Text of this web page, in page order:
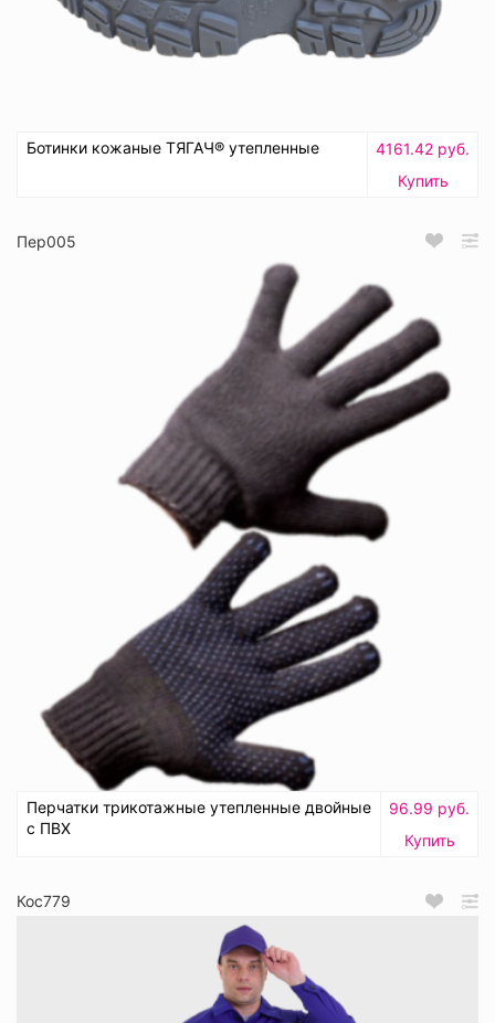
Ботинки кожаные ТЯГАЧ® утепленные
4161.42 руб.
Купить
Пер005
Перчатки трикотажные утепленные двойные
с ПВХ
96.99 руб.
Купить
Кос779